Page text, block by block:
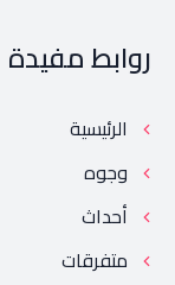
روابط مفيدة
الرئيسية
وجوه
أحداث
متفرقات